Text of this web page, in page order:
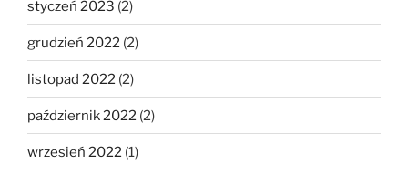
styczeń 2023 (2)
grudzień 2022 (2)
listopad 2022 (2)
październik 2022 (2)
wrzesień 2022 (1)